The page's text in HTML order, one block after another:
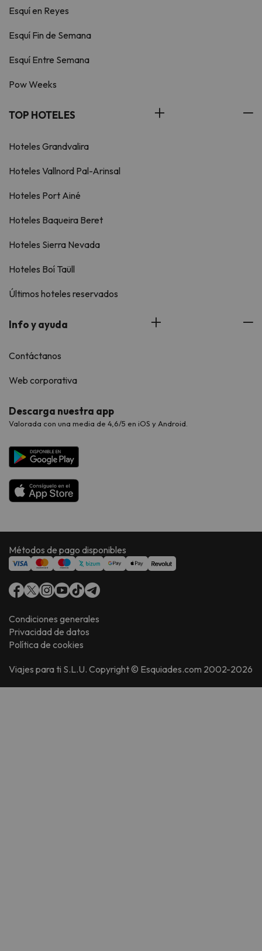
Esquí en Reyes
Esquí Fin de Semana
Esquí Entre Semana
Pow Weeks
TOP HOTELES
Hoteles Grandvalira
Hoteles Vallnord Pal-Arinsal
Hoteles Port Ainé
Hoteles Baqueira Beret
Hoteles Sierra Nevada
Hoteles Boí Taüll
Últimos hoteles reservados
Info y ayuda
Contáctanos
Web corporativa
Descarga nuestra app
Valorada con una media de 4,6/5 en iOS y Android.
Métodos de pago disponibles
Condiciones generales
Privacidad de datos
Política de cookies
Viajes para ti S.L.U. Copyright © Esquiades.com 2002-2026